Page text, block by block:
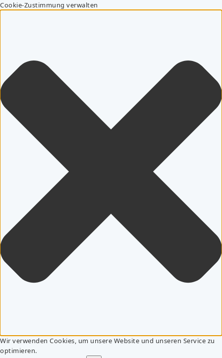
Cookie-Zustimmung verwalten
Wir verwenden Cookies, um unsere Website und unseren Service zu
optimieren.